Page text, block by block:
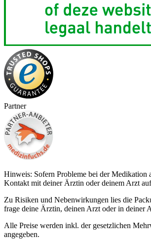
Partner
Hinweis: Sofern Probleme bei der Medikation
Kontakt mit deiner Ärztin oder deinem Arzt
Zu Risiken und Nebenwirkungen lies die
frage deine Ärztin, deinen Arzt oder in deiner
Alle Preise werden inkl. der gesetzlichen
angegeben.